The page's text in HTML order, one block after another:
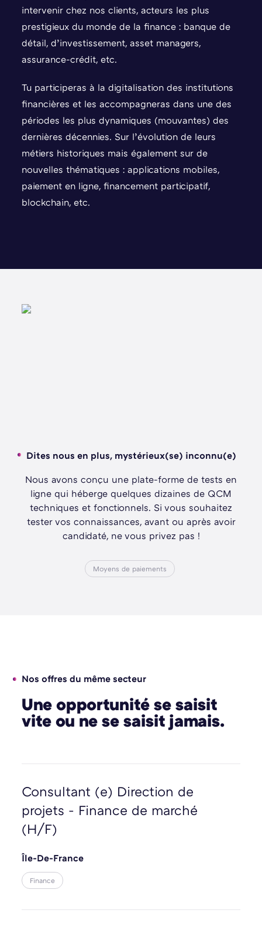
intervenir chez nos clients, acteurs les plus
prestigieux du monde de la finance : banque de
détail, d’investissement, asset managers,
assurance-crédit, etc.
Tu participeras à la digitalisation des institutions
financières et les accompagneras dans une des
périodes les plus dynamiques (mouvantes) des
dernières décennies. Sur l’évolution de leurs
métiers historiques mais également sur de
nouvelles thématiques : applications mobiles,
paiement en ligne, financement participatif,
blockchain, etc.
Dites nous en plus, mystérieux(se) inconnu(e)
Nous avons conçu une plate-forme de tests en
ligne qui héberge quelques dizaines de QCM
techniques et fonctionnels. Si vous souhaitez
tester vos connaissances, avant ou après avoir
candidaté, ne vous privez pas !
Moyens de paiements
Nos offres du même secteur
Une opportunité se saisit
vite ou ne se saisit jamais.
Consultant (e) Direction de
projets - Finance de marché
(H/F)
Île-De-France
Finance